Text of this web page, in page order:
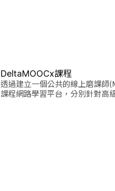
DeltaMOOCx課程
透過建立一個公共的線上磨課師
課程網路學習平台，分別針對高